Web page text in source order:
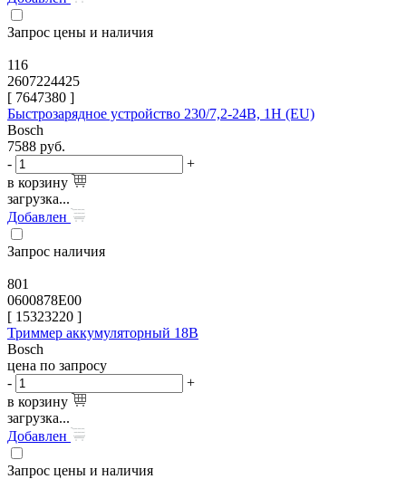
Запрос цены и наличия
116
2607224425
[ 7647380 ]
Быстрозарядное устройство 230/7,2-24В, 1H (EU)
Bosch
7588 руб.
-
+
в корзину
загрузка...
Добавлен
Запрос наличия
801
0600878E00
[ 15323220 ]
Триммер аккумуляторный 18В
Bosch
цена по запросу
-
+
в корзину
загрузка...
Добавлен
Запрос цены и наличия